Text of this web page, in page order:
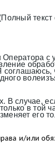
текст
с
В случае,
в той
его
и/или